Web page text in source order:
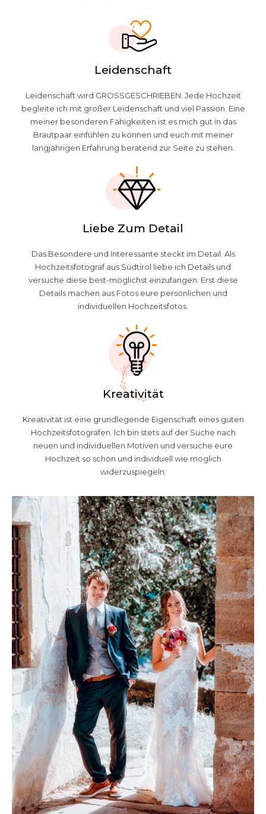
Leidenschaft
Leidenschaft wird GROSSGESCHRIEBEN. Jede Hochzeit
begleite ich mit großer Leidenschaft und viel Passion. Eine
meiner besonderen Fähigkeiten ist es mich gut in das
Brautpaar einfühlen zu können und euch mit meiner
langjährigen Erfahrung beratend zur Seite zu stehen.
Liebe Zum Detail
Das Besondere und Interessante steckt im Detail. Als
Hochzeitsfotograf aus Südtirol liebe ich Details und
versuche diese best-möglichst einzufangen. Erst diese
Details machen aus Fotos eure persönlichen und
individuellen Hochzeitsfotos.
Kreativität
Kreativität ist eine grundlegende Eigenschaft eines guten
Hochzeitsfotografen. Ich bin stets auf der Suche nach
neuen und individuellen Motiven und versuche eure
Hochzeit so schön und individuell wie möglich
widerzuspiegeln.